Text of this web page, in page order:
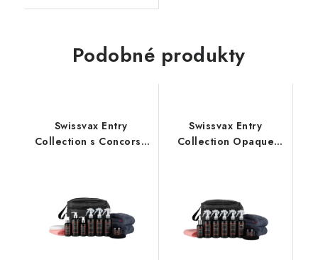
Podobné produkty
Swissvax Entry
Collection s Concorso
Swissvax Entry
Collection Opaque